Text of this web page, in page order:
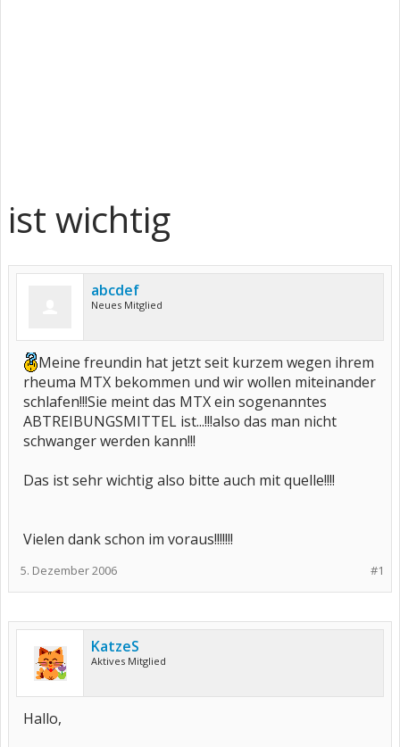
ist wichtig
abcdef
Neues Mitglied
Meine freundin hat jetzt seit kurzem wegen ihrem
rheuma MTX bekommen und wir wollen miteinander
schlafen!!!Sie meint das MTX ein sogenanntes
ABTREIBUNGSMITTEL ist...!!!also das man nicht
schwanger werden kann!!!
Das ist sehr wichtig also bitte auch mit quelle!!!!
Vielen dank schon im voraus!!!!!!!
#1
5. Dezember 2006
KatzeS
Aktives Mitglied
Hallo,